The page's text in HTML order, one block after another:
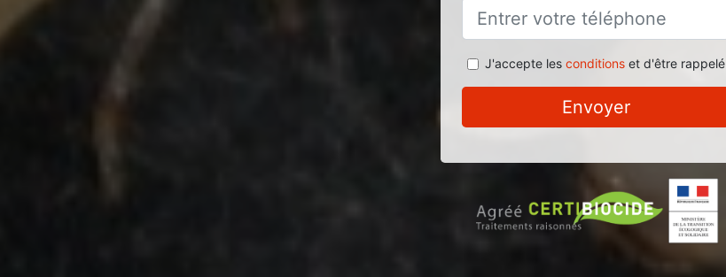
J'accepte les conditionset d'être rappelé
Envoyer